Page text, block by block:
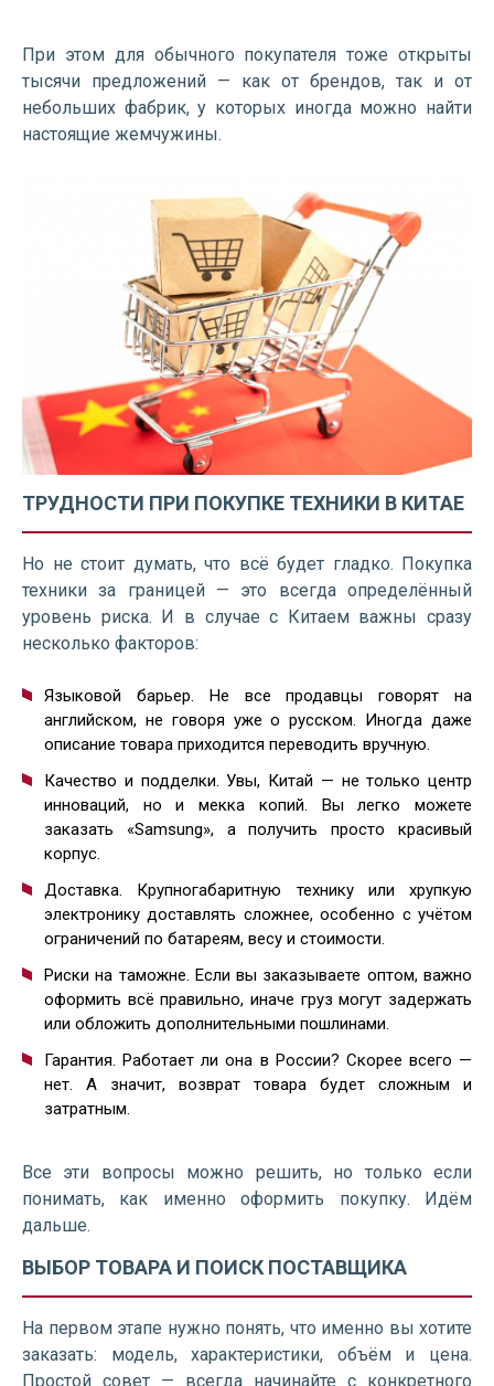
При этом для обычного покупателя тоже открыты
тысячи предложений — как от брендов, так и от
небольших фабрик, у которых иногда можно найти
настоящие жемчужины.
ТРУДНОСТИ ПРИ ПОКУПКЕ ТЕХНИКИ В КИТАЕ
Но не стоит думать, что всё будет гладко. Покупка
техники за границей — это всегда определённый
уровень риска. И в случае с Китаем важны сразу
несколько факторов:
Языковой барьер. Не все продавцы говорят на
английском, не говоря уже о русском. Иногда даже
описание товара приходится переводить вручную.
Качество и подделки. Увы, Китай — не только центр
инноваций, но и мекка копий. Вы легко можете
заказать «Samsung», а получить просто красивый
корпус.
Доставка. Крупногабаритную технику или хрупкую
электронику доставлять сложнее, особенно с учётом
ограничений по батареям, весу и стоимости.
Риски на таможне. Если вы заказываете оптом, важно
оформить всё правильно, иначе груз могут задержать
или обложить дополнительными пошлинами.
Гарантия. Работает ли она в России? Скорее всего —
нет. А значит, возврат товара будет сложным и
затратным.
Все эти вопросы можно решить, но только если
понимать, как именно оформить покупку. Идём
дальше.
ВЫБОР ТОВАРА И ПОИСК ПОСТАВЩИКА
На первом этапе нужно понять, что именно вы хотите
заказать: модель, характеристики, объём и цена.
Простой совет — всегда начинайте с конкретного